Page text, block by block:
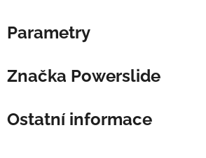
Parametry
Značka Powerslide
Ostatní informace